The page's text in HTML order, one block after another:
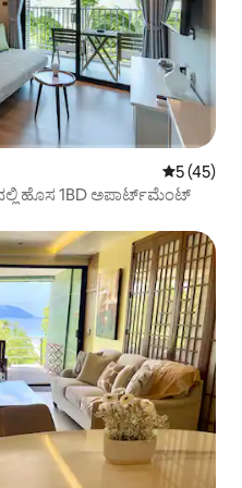
5 ರಲ್ಲಿ 5
5 (45)
ಹೊಸ 1BD ಅಪಾರ್ಟ್‌ಮೆಂಟ್